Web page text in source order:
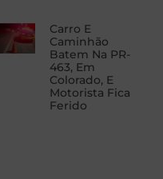
Carro E
Caminhão
Batem Na PR-
463, Em
Colorado, E
Motorista Fica
Ferido